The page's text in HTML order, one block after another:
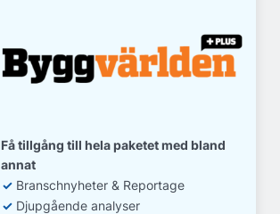
Få tillgång till hela paketet med bland
annat
✓ Branschnyheter & Reportage
✓ Djupgående analyser